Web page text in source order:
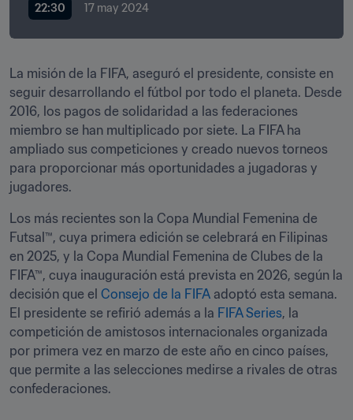
22:30 17 may 2024
La misión de la FIFA, aseguró el presidente, consiste en
seguir desarrollando el fútbol por todo el planeta. Desde
2016, los pagos de solidaridad a las federaciones
miembro se han multiplicado por siete. La FIFA ha
ampliado sus competiciones y creado nuevos torneos
para proporcionar más oportunidades a jugadoras y
jugadores.
Los más recientes son la Copa Mundial Femenina de
Futsal™, cuya primera edición se celebrará en Filipinas
en 2025, y la Copa Mundial Femenina de Clubes de la
FIFA™, cuya inauguración está prevista en 2026, según la
decisión que el Consejo de la FIFA adoptó esta semana.
El presidente se refirió además a la FIFA Series, la
competición de amistosos internacionales organizada
por primera vez en marzo de este año en cinco países,
que permite a las selecciones medirse a rivales de otras
confederaciones.